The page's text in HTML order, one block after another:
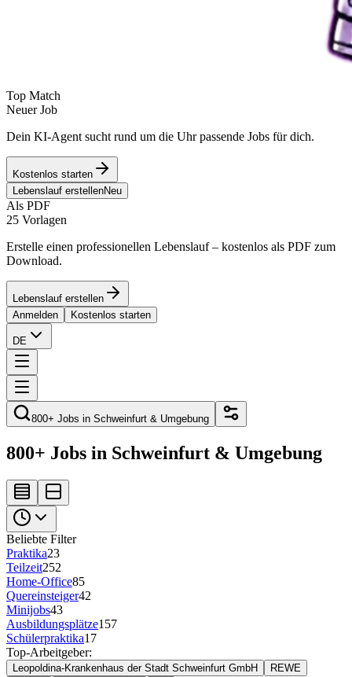
Top Match
Neuer Job
Dein KI-Agent sucht rund um die Uhr passende Jobs für dich.
Kostenlos starten
Lebenslauf erstellenNeu
Als PDF
25 Vorlagen
Erstelle einen professionellen Lebenslauf – kostenlos als PDF zum
Download.
Lebenslauf erstellen
Anmelden
Kostenlos starten
DE
800+ Jobs in Schweinfurt & Umgebung
800+ Jobs in Schweinfurt & Umgebung
Beliebte Filter
Praktika23
Teilzeit252
Home-Office85
Quereinsteiger42
Minijobs43
Ausbildungsplätze157
Schülerpraktika17
Top-Arbeitgeber:
Leopoldina-Krankenhaus der Stadt Schweinfurt GmbH
REWE